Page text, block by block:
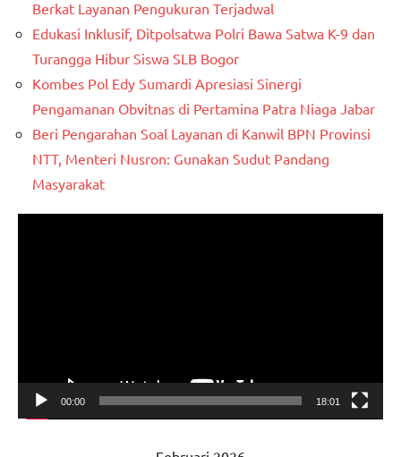
Berkat Layanan Pengukuran Terjadwal
Edukasi Inklusif, Ditpolsatwa Polri Bawa Satwa K-9 dan
Turangga Hibur Siswa SLB Bogor
Kombes Pol Edy Sumardi Apresiasi Sinergi
Pengamanan Obvitnas di Pertamina Patra Niaga Jabar
Beri Pengarahan Soal Layanan di Kanwil BPN Provinsi
NTT, Menteri Nusron: Gunakan Sudut Pandang
Masyarakat
00:00 18:01